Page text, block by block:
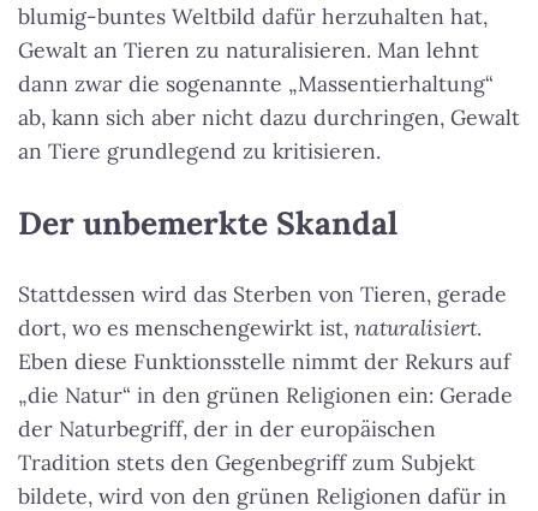
blumig-buntes Weltbild dafür herzuhalten hat,
Gewalt an Tieren zu naturalisieren. Man lehnt
dann zwar die sogenannte „Massentierhaltung“
ab, kann sich aber nicht dazu durchringen, Gewalt
an Tiere grundlegend zu kritisieren.
Der unbemerkte Skandal
Stattdessen wird das Sterben von Tieren, gerade
dort, wo es menschengewirkt ist, naturalisiert.
Eben diese Funktionsstelle nimmt der Rekurs auf
„die Natur“ in den grünen Religionen ein: Gerade
der Naturbegriff, der in der europäischen
Tradition stets den Gegenbegriff zum Subjekt
bildete, wird von den grünen Religionen dafür in